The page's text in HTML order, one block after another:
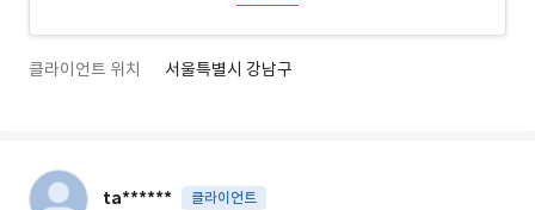
클라이언트 위치 서울특별시 강남구
ta****** 클라이언트